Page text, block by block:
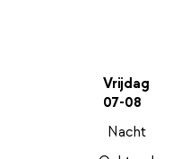
Vrijdag
07-08
Nacht